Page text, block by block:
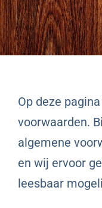
Op deze pagina
voorwaarden.
algemene
en wij ervoor
leesbaar